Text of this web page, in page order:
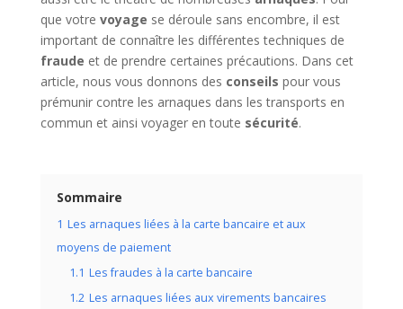
que votre voyage se déroule sans encombre, il est
important de connaître les différentes techniques de
fraude et de prendre certaines précautions. Dans cet
article, nous vous donnons des conseils pour vous
prémunir contre les arnaques dans les transports en
commun et ainsi voyager en toute sécurité.
Sommaire
1 Les arnaques liées à la carte bancaire et aux
moyens de paiement
1.1 Les fraudes à la carte bancaire
1.2 Les arnaques liées aux virements bancaires